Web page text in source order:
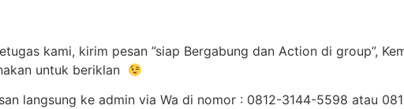
kami, kirim pesan ”siap Bergabung dan Action di group”,
untuk beriklan
langsung ke admin via Wa di nomor : 0812-3144-5598 atau